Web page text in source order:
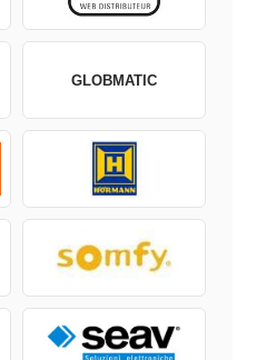
GLOBMATIC